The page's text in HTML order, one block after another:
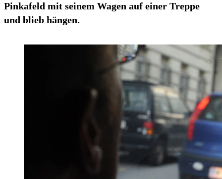
Pinkafeld mit seinem Wagen auf einer Treppe
und blieb hängen.